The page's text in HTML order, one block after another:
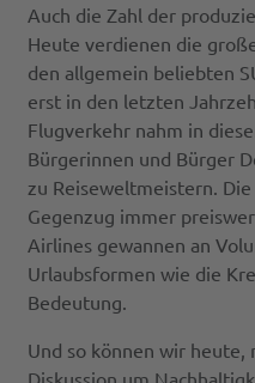
Auch die Zahl der
Heute verdienen die
den allgemein beliebten
erst in den letzten
Flugverkehr nahm in
Bürgerinnen und Bürger
zu Reiseweltmeistern.
Gegenzug immer
Airlines gewannen an
Urlaubsformen wie die
Bedeutung.
Und so können wir heute,